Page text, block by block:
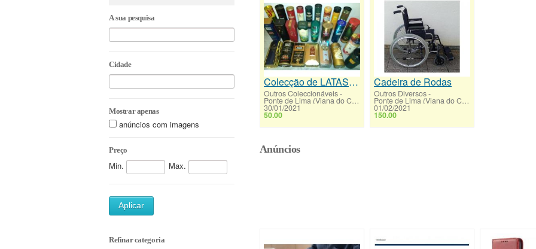
A sua pesquisa
Cidade
Mostrar apenas
anúncios com imagens
Preço
Min. Max.
Aplicar
Refinar categoria
Colecção de LATAS de Bebibas Brancas
Outros Coleccionáveis-
Ponte de Lima (Viana do Castelo)
30/01/2021
50.00
Cadeira de Rodas
Outros Diversos-
Ponte de Lima (Viana do Castelo)
01/02/2021
150.00
Anúncios